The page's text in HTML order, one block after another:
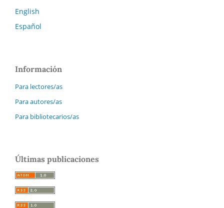
English
Español
Información
Para lectores/as
Para autores/as
Para bibliotecarios/as
Últimas publicaciones